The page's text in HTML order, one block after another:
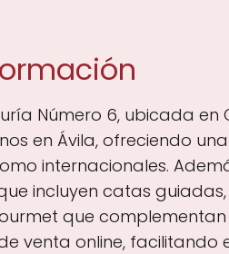
Número 6, ubicada en
en Ávila, ofreciendo
internacionales.
incluyen catas
que complementan
venta online, facilitando